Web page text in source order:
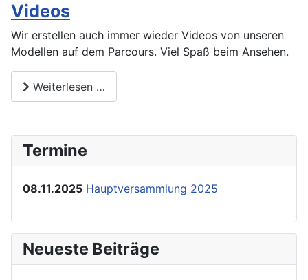
Videos
Wir erstellen auch immer wieder Videos von unseren
Modellen auf dem Parcours. Viel Spaß beim Ansehen.
Weiterlesen …
Termine
08.11.2025 Hauptversammlung 2025
Neueste Beiträge